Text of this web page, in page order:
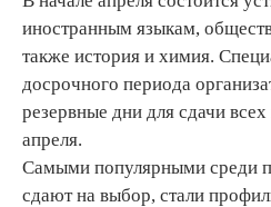
иностранным языкам,
также история и химия.
досрочного периода
резервные дни для сдачи
апреля.
Самыми популярными среди
сдают на выбор, стали